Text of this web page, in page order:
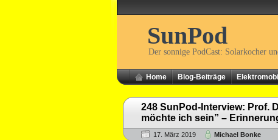
SunPod
Der sonnige PodCast: Solarkocher
Home Blog-Beiträge
248 SunPod-Interview: Prof.
möchte ich sein” –
17. März 2019 Michael Bonke